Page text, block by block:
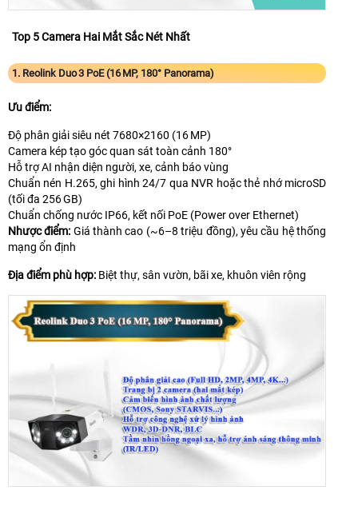
Top 5 Camera Hai Mắt Sắc Nét Nhất
1. Reolink Duo 3 PoE (16 MP, 180° Panorama)
Ưu điểm:
Độ phân giải siêu nét 7680×2160 (16 MP)
Camera kép tạo góc quan sát toàn cảnh 180°
Hỗ trợ AI nhận diện người, xe, cảnh báo vùng
Chuẩn nén H.265, ghi hình 24/7 qua NVR hoặc thẻ nhớ microSD
(tối đa 256 GB)
Chuẩn chống nước IP66, kết nối PoE (Power over Ethernet)
Nhược điểm: Giá thành cao (~6–8 triệu đồng), yêu cầu hệ thống
mạng ổn định
Địa điểm phù hợp: Biệt thự, sân vườn, bãi xe, khuôn viên rộng